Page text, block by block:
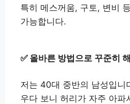
특히 메스꺼움, 구토, 변비
가능합니다.
✅ 올바른 방법으로 꾸준히
저는 40대 중반의 남성입니
우다 보니 허리가 자주 아파